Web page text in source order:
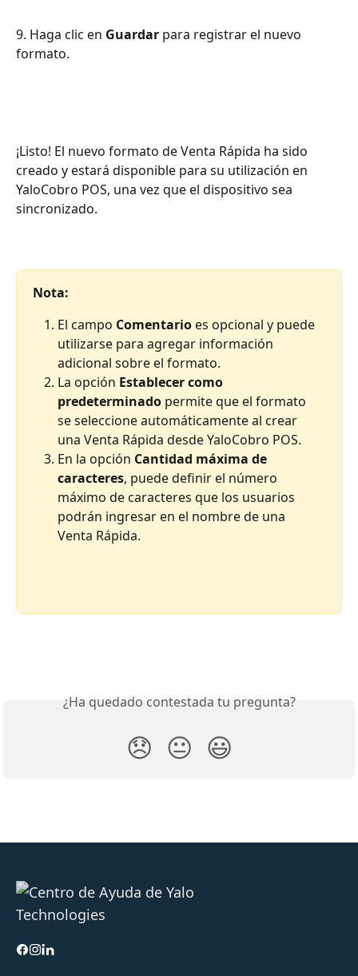
9. Haga clic en Guardar para registrar el nuevo
formato.
¡Listo! El nuevo formato de Venta Rápida ha sido
creado y estará disponible para su utilización en
YaloCobro POS, una vez que el dispositivo sea
sincronizado.
Nota:
El campo Comentario es opcional y puede
utilizarse para agregar información
adicional sobre el formato.
La opción Establecer como
predeterminado permite que el formato
se seleccione automáticamente al crear
una Venta Rápida desde YaloCobro POS.
En la opción Cantidad máxima de
caracteres, puede definir el número
máximo de caracteres que los usuarios
podrán ingresar en el nombre de una
Venta Rápida.
¿Ha quedado contestada tu pregunta?
😞 😐 😃